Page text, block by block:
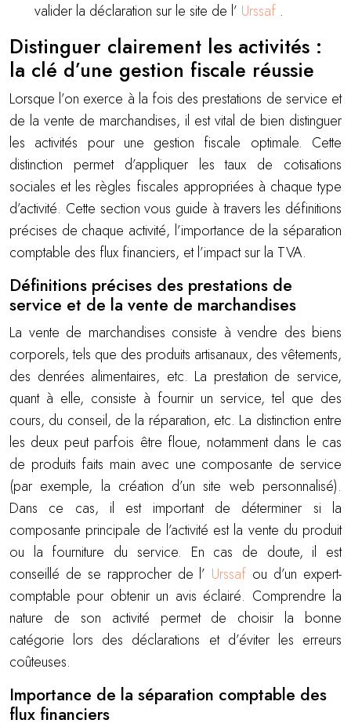
valider la déclaration sur le site de l’ Urssaf .
Distinguer clairement les activités :
la clé d’une gestion fiscale réussie
Lorsque l’on exerce à la fois des prestations de service et
de la vente de marchandises, il est vital de bien distinguer
les activités pour une gestion fiscale optimale. Cette
distinction permet d’appliquer les taux de cotisations
sociales et les règles fiscales appropriées à chaque type
d’activité. Cette section vous guide à travers les définitions
précises de chaque activité, l’importance de la séparation
comptable des flux financiers, et l’impact sur la TVA.
Définitions précises des prestations de
service et de la vente de marchandises
La vente de marchandises consiste à vendre des biens
corporels, tels que des produits artisanaux, des vêtements,
des denrées alimentaires, etc. La prestation de service,
quant à elle, consiste à fournir un service, tel que des
cours, du conseil, de la réparation, etc. La distinction entre
les deux peut parfois être floue, notamment dans le cas
de produits faits main avec une composante de service
(par exemple, la création d’un site web personnalisé).
Dans ce cas, il est important de déterminer si la
composante principale de l’activité est la vente du produit
ou la fourniture du service. En cas de doute, il est
conseillé de se rapprocher de l’ Urssaf ou d’un expert-
comptable pour obtenir un avis éclairé. Comprendre la
nature de son activité permet de choisir la bonne
catégorie lors des déclarations et d’éviter les erreurs
coûteuses.
Importance de la séparation comptable des
flux financiers